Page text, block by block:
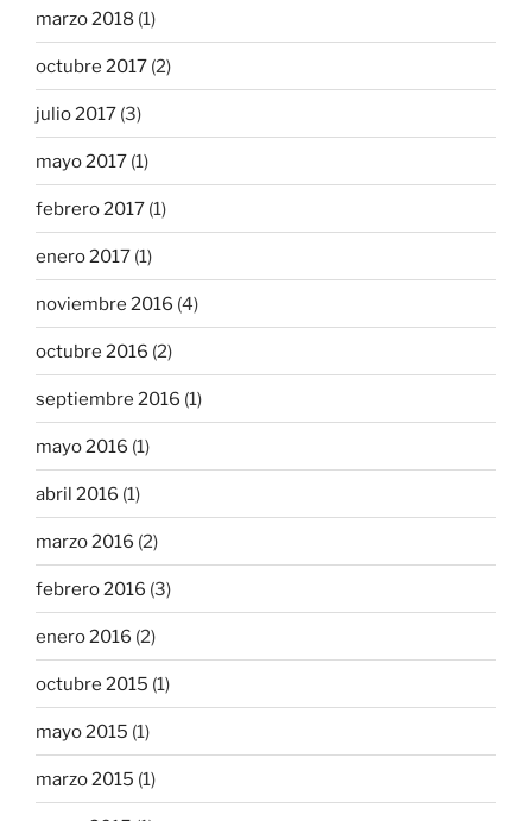
marzo 2018 (1)
octubre 2017 (2)
julio 2017 (3)
mayo 2017 (1)
febrero 2017 (1)
enero 2017 (1)
noviembre 2016 (4)
octubre 2016 (2)
septiembre 2016 (1)
mayo 2016 (1)
abril 2016 (1)
marzo 2016 (2)
febrero 2016 (3)
enero 2016 (2)
octubre 2015 (1)
mayo 2015 (1)
marzo 2015 (1)